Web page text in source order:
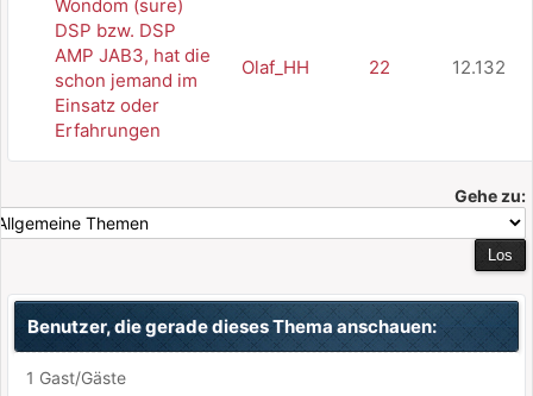
Wondom (sure)
DSP bzw. DSP
AMP JAB3, hat die
schon jemand im
Einsatz oder
Erfahrungen
Olaf_HH 22 12.132
Gehe zu:
Benutzer, die gerade dieses Thema anschauen:
1 Gast/Gäste